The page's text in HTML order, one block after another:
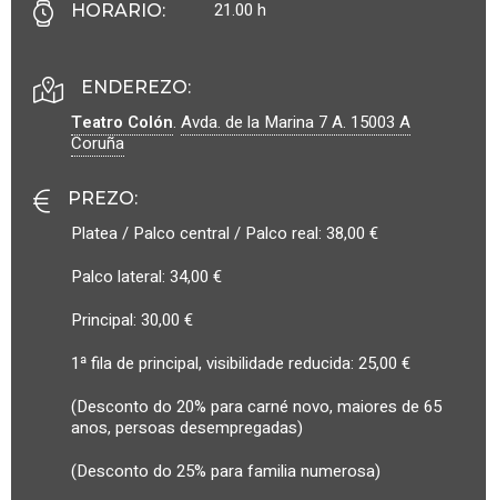
HORARIO: 21.00 h
ENDEREZO:
Teatro Colón. Avda. de la Marina 7 A. 15003 A
Coruña
PREZO:
Platea / Palco central / Palco real: 38,00 €
Palco lateral: 34,00 €
Principal: 30,00 €
1ª fila de principal, visibilidade reducida: 25,00 €
(Desconto do 20% para carné novo, maiores de 65
anos, persoas desempregadas)
(Desconto do 25% para familia numerosa)